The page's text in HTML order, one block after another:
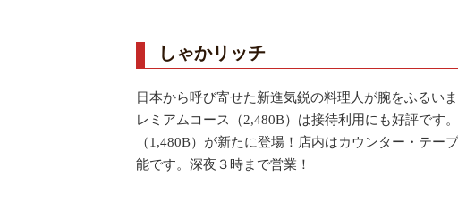
しゃかリッチ
日本から呼び寄せた新進気鋭の料理人が腕をふるい
レミアムコース（2,480B）は接待利用にも好評です
（1,480B）が新たに登場！店内はカウンター・テ
能です。深夜３時まで営業！